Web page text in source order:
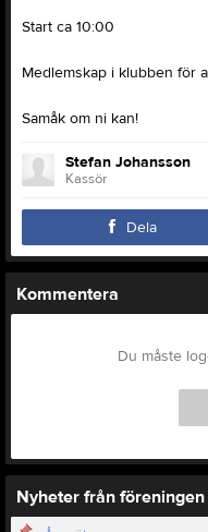
Start ca 10:00
Medlemskap i klubben för
Samåk om ni kan!
Stefan Johansson
Kassör
Dela
Kommentera
Du måste
Nyheter från föreningen